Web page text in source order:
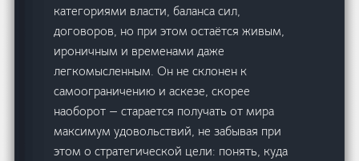
категориями власти, баланса сил,
договоров, но при этом остаётся живым,
ироничным и временами даже
легкомысленным. Он не склонен к
самоограничению и аскезе, скорее
наоборот — старается получать от мира
максимум удовольствий, не забывая при
этом о стратегической цели: понять, куда